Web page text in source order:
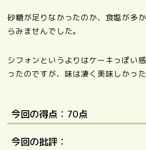
砂糖が足りなかったのか、食塩が多
らみませんでした。
シフォンというよりはケーキっぽい
ったのですが、味は凄く美味しかった
今回の得点：70点
今回の批評：